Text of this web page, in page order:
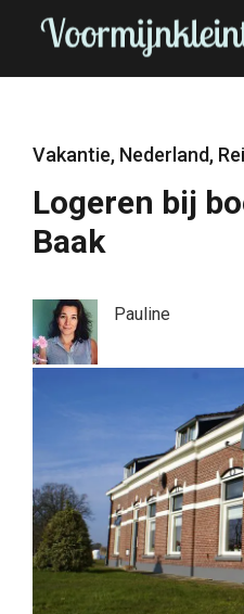
Vakantie, Nederland,
Logeren bij
Baak
Pauline